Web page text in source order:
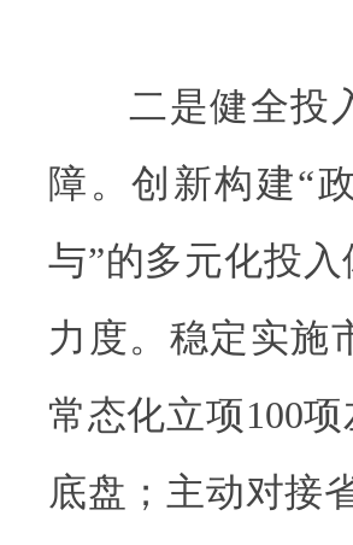
二是健全投入
障。创新构建“
与”的多元化投
力度。稳定实施
常态化立项100
底盘；主动对接